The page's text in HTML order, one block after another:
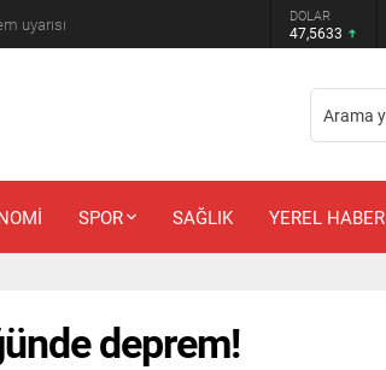
uyarısı DOLAR
47,5633
SPOR SAĞLIK YEREL HABER
deprem!